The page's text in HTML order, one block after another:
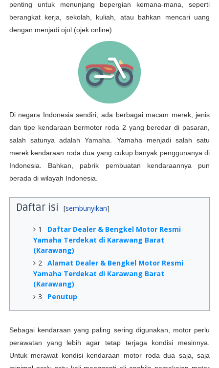
penting untuk menunjang bepergian kemana-mana, seperti
berangkat kerja, sekolah, kuliah, atau bahkan mencari uang
dengan menjadi ojol (ojek online).
Di negara Indonesia sendiri, ada berbagai macam merek, jenis
dan tipe kendaraan bermotor roda 2 yang beredar di pasaran,
salah satunya adalah Yamaha. Yamaha menjadi salah satu
merek kendaraan roda dua yang cukup banyak penggunanya di
Indonesia. Bahkan, pabrik pembuatan kendaraannya pun
berada di wilayah Indonesia.
Daftar isi
1
Daftar Dealer & Bengkel Motor Resmi
Yamaha Terdekat di Karawang Barat
(Karawang)
2 Alamat Dealer & Bengkel Motor Resmi
Yamaha Terdekat di Karawang Barat
(Karawang)
3
Penutup
Sebagai kendaraan yang paling sering digunakan, motor perlu
perawatan yang lebih agar tetap terjaga kondisi mesinnya.
Untuk merawat kondisi kendaraan motor roda dua saja, saja